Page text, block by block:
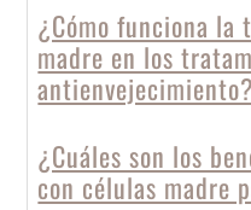
¿Cómo funciona la
madre en los
antienvejecimiento?
¿Cuáles son los
con células madre